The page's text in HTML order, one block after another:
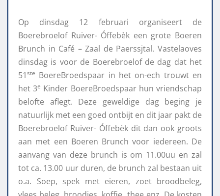
Op dinsdag 12 februari organiseert de
Boerebroelof Ruiver- Óffebèk een grote Boeren
Brunch in Café – Zaal de Paerssjtal. Vastelaoves
dinsdag is voor de Boerebroelof de dag dat het
51ste BoereBroedspaar in het on-ech trouwt en
het 3e Kinder BoereBroedspaar hun vriendschap
belofte aflegt. Deze geweldige dag beging je
natuurlijk met een goed ontbijt en dit jaar pakt de
Boerebroelof Ruiver- Óffebèk dit dan ook groots
aan met een Boeren Brunch voor iedereen. De
aanvang van deze brunch is om 11.00uu en zal
tot ca. 13.00 uur duren, de brunch zal bestaan uit
o.a. Soep, spek met eieren, zoet broodbeleg,